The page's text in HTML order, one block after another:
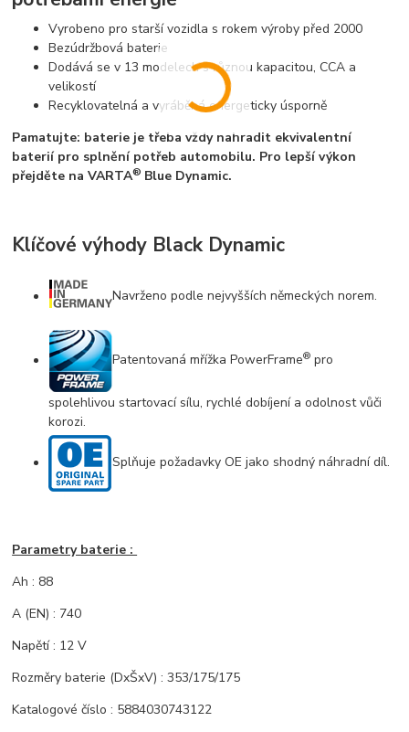
Vyrobeno pro starší vozidla s rokem výroby před 2000
Bezúdržbová baterie
Dodává se v 13 modelech s různou kapacitou, CCA a
velikostí
Recyklovatelná a vyráběná energeticky úsporně
Pamatujte: baterie je třeba vždy nahradit ekvivalentní
baterií pro splnění potřeb automobilu. Pro lepší výkon
přejděte na VARTA® Blue Dynamic.
Klíčové výhody Black Dynamic
Navrženo podle nejvyšších německých norem.
Patentovaná mřížka PowerFrame® pro
spolehlivou startovací sílu, rychlé dobíjení a odolnost vůči
korozi.
Splňuje požadavky OE jako shodný náhradní díl.
Parametry baterie :
Ah : 88
A (EN) : 740
Napětí : 12 V
Rozměry baterie (DxŠxV) : 353/175/175
Katalogové číslo : 5884030743122